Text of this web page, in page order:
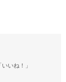
いね！」